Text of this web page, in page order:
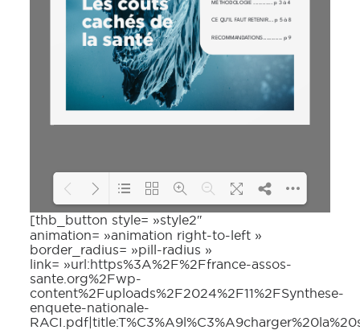
Loading PDF 81% ...
[thb_button style= »style2″
animation= »animation right-to-left »
border_radius= »pill-radius »
link= »url:https%3A%2F%2Ffrance-assos-
sante.org%2Fwp-
content%2Fuploads%2F2024%2F11%2FSynthese-
enquete-nationale-